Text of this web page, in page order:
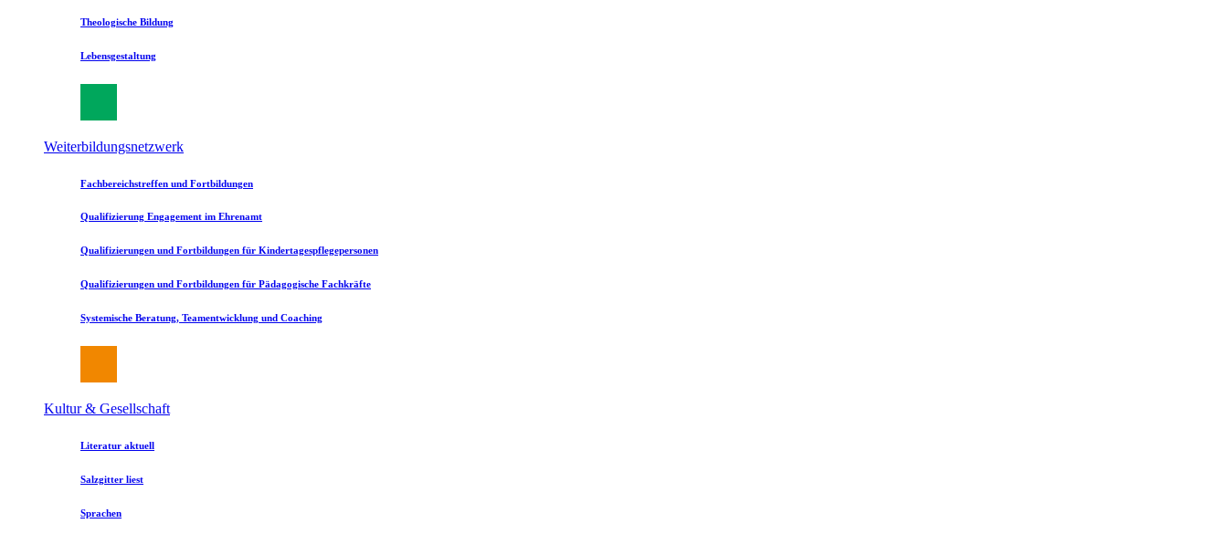
Theologische Bildung
Lebensgestaltung
Weiterbildungsnetzwerk
Fachbereichstreffen und Fortbildungen
Qualifizierung Engagement im Ehrenamt
Qualifizierungen und Fortbildungen für Kindertagespflegepersonen
Qualifizierungen und Fortbildungen für Pädagogische Fachkräfte
Systemische Beratung, Teamentwicklung und Coaching
Kultur & Gesellschaft
Literatur aktuell
Salzgitter liest
Sprachen